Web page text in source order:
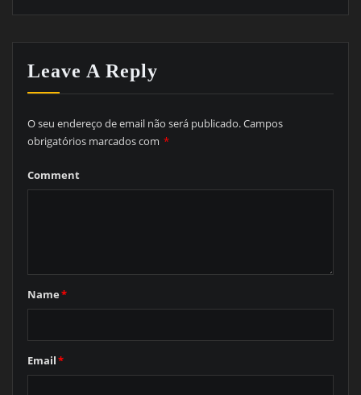
Leave A Reply
O seu endereço de email não será publicado.Campos
obrigatórios marcados com *
Comment
Name*
Email*